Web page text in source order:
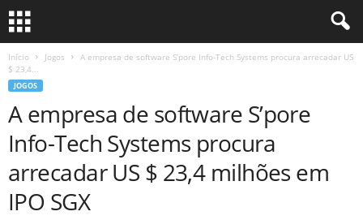
Início Jogos
A empresa de software S’pore Info-Tech Systems procura arrecadar US
$ 23,4...
JOGOS
A empresa de software S’pore
Info-Tech Systems procura
arrecadar US $ 23,4 milhões em
IPO SGX